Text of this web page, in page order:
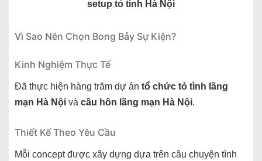
setup tỏ tình Hà Nội
Vì Sao Nên Chọn Bong Bảy Sự Kiện?
Kinh Nghiệm Thực Tế
Đã thực hiện hàng trăm dự án tổ chức tỏ tình lãng
mạn Hà Nội và cầu hôn lãng mạn Hà Nội.
Thiết Kế Theo Yêu Cầu
Mỗi concept được xây dựng dựa trên câu chuyện tình